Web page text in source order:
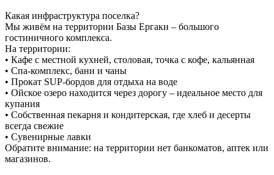
Какая инфраструктура поселка?
Мы живём на территории Базы Ергаки – большого
гостиничного комплекса.
На территории:
• Кафе с местной кухней, столовая, точка с кофе, кальянная
• Спа-комплекс, бани и чаны
• Прокат SUP-бордов для отдыха на воде
• Ойское озеро находится через дорогу – идеальное место для
купания
• Собственная пекарня и кондитерская, где хлеб и десерты
всегда свежие
• Сувенирные лавки
Обратите внимание: на территории нет банкоматов, аптек или
магазинов.